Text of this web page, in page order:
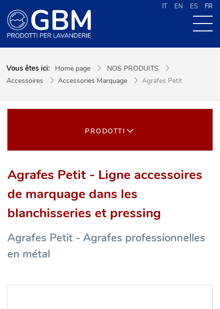
IT EN ES FR
NOS PRODUITS
CONTACTS
Vous êtes ici: Home page
NOS PRODUITS
Accessoires
Accessories Marquage Agrafes Petit
PRODOTTI
Agrafes Petit - Ligne accessoires
de marquage dans les
blanchisseries et pressing
Agrafes Petit - Agrafes professionnelles
en métal